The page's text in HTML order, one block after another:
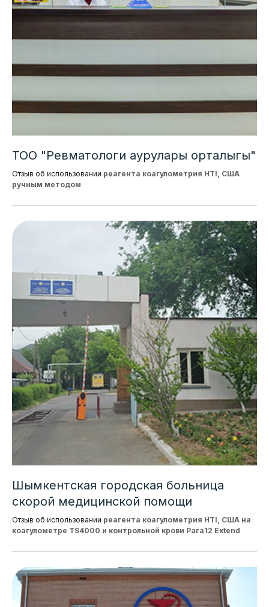
ТОО "Ревматологи аурулары орталыгы"
Отзыв об использовании реагента коагулометрия HTI, США
ручным методом
Шымкентская городская больница
скорой медицинской помощи
Отзыв об использовании реагента коагулометрия HTI, США на
коагулометре TS4000 и контрольной крови Para12 Extend